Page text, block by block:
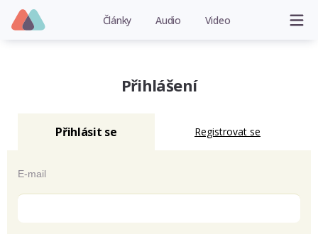
Články Audio Video
Přihlášení
Přihlásit se Registrovat se
E-mail